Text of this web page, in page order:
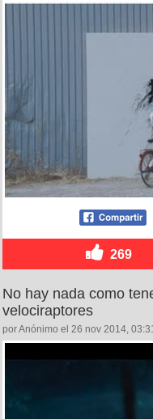
269
No hay nada como
velociraptores
por Anónimo el 26 nov 2014, 03:31